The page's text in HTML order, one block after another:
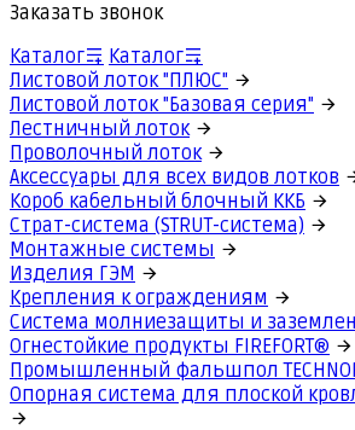
Заказать звонок
Каталог
Каталог
Листовой лоток "ПЛЮС"
Листовой лоток "Базовая серия"
Лестничный лоток
Проволочный лоток
Аксессуары для всех видов лотков
Короб кабельный блочный ККБ
Страт-система (STRUT-система)
Монтажные системы
Изделия ГЭМ
Крепления к ограждениям
Система молниезащиты и
Огнестойкие продукты FIREFORT®
Промышленный фальшпол
Опорная система для плоской